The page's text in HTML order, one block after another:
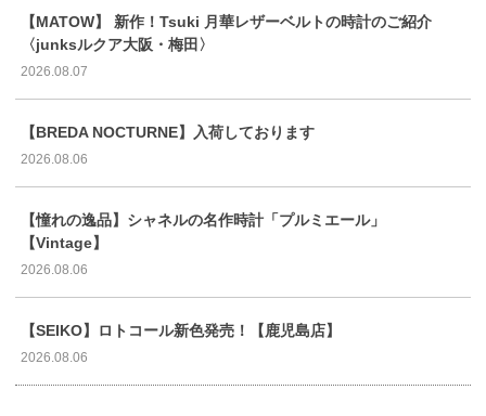
【MATOW】 新作！Tsuki 月華レザーベルトの時計のご紹介
〈junksルクア大阪・梅田〉
2026.08.07
【BREDA NOCTURNE】入荷しております
2026.08.06
【憧れの逸品】シャネルの名作時計「プルミエール」
【Vintage】
2026.08.06
【SEIKO】ロトコール新色発売！【鹿児島店】
2026.08.06